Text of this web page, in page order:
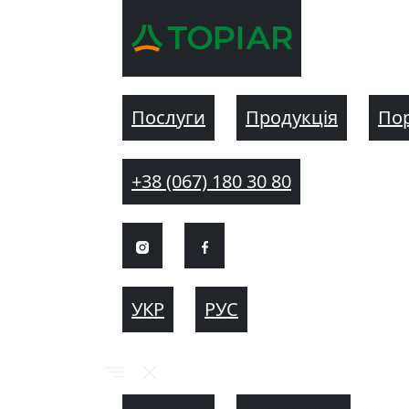
Послуги Продукція
+38 (067) 180 30 80
УКР РУС